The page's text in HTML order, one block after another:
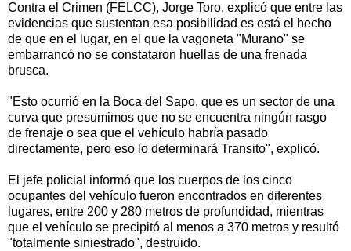
Contra el Crimen (FELCC), Jorge Toro, explicó que entre las
evidencias que sustentan esa posibilidad es está el hecho
de que en el lugar, en el que la vagoneta "Murano" se
embarrancó no se constataron huellas de una frenada
brusca.
"Esto ocurrió en la Boca del Sapo, que es un sector de una
curva que presumimos que no se encuentra ningún rasgo
de frenaje o sea que el vehículo habría pasado
directamente, pero eso lo determinará Transito", explicó.
El jefe policial informó que los cuerpos de los cinco
ocupantes del vehículo fueron encontrados en diferentes
lugares, entre 200 y 280 metros de profundidad, mientras
que el vehículo se precipitó al menos a 370 metros y resultó
"totalmente siniestrado", destruido.